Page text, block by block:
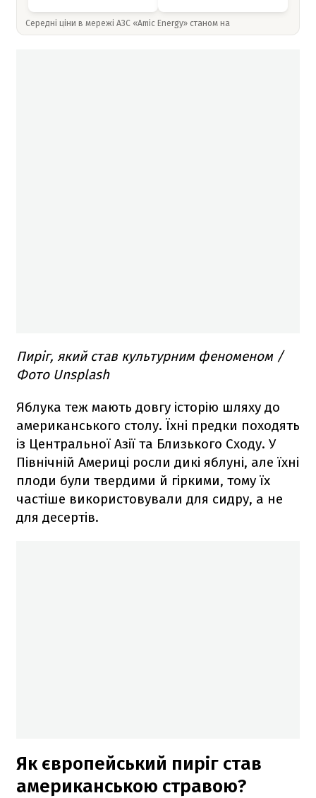
Середні ціни в мережі АЗС «Amic Energy» станом на
Пиріг, який став культурним феноменом /
Фото Unsplash
Яблука теж мають довгу історію шляху до
американського столу. Їхні предки походять
із Центральної Азії та Близького Сходу. У
Північній Америці росли дикі яблуні, але їхні
плоди були твердими й гіркими, тому їх
частіше використовували для сидру, а не
для десертів.
Як європейський пиріг став
американською стравою?